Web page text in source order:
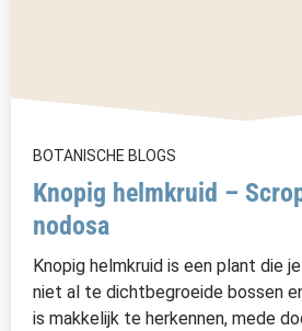
BOTANISCHE BLOGS
Knopig helmkruid –
nodosa
Knopig helmkruid is een plant die
niet al te dichtbegroeide bossen
is makkelijk te herkennen, mede